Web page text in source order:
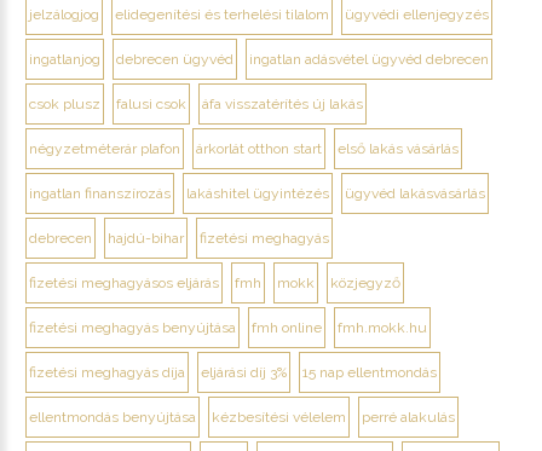
jelzálogjog elidegenítési és terhelési tilalom ügyvédi ellenjegyzés
ingatlanjog debrecen ügyvéd ingatlan adásvétel ügyvéd debrecen
csok plusz falusi csok áfa visszatérítés új lakás
négyzetméterár plafon árkorlát otthon start első lakás vásárlás
ingatlan finanszírozás lakáshitel ügyintézés ügyvéd lakásvásárlás
debrecen hajdú-bihar fizetési meghagyás
fizetési meghagyásos eljárás fmh mokk közjegyző
fizetési meghagyás benyújtása fmh online fmh.mokk.hu
fizetési meghagyás díja eljárási díj 3% 15 nap ellentmondás
ellentmondás benyújtása kézbesítési vélelem perré alakulás